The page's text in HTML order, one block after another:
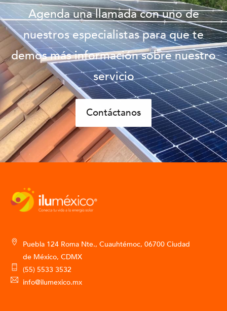
Agenda una llamada con uno de
nuestros especialistas para que te
demos más información sobre nuestro
servicio
Contáctanos
Puebla 124 Roma Nte., Cuauhtémoc, 06700 Ciudad
de México, CDMX
(55) 5533 3532
info@ilumexico.mx